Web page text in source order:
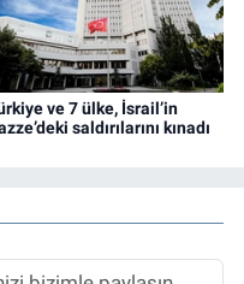
ve 7 ülke, İsrail’in
saldırılarını kınadı